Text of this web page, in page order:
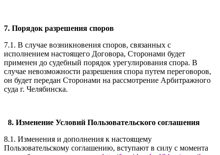
7. Порядок разрешения споров
7.1. В случае возникновения споров, связанных с
исполнением настоящего Договора, Сторонами будет
применен до судебный порядок урегулирования спора. В
случае невозможности разрешения спора путем переговоров,
он будет передан Сторонами на рассмотрение Арбитражного
суда г. Челябинска.
8. Изменение Условий Пользовательского соглашения
8.1. Изменения и дополнения к настоящему
Пользовательскому соглашению, вступают в силу с момента